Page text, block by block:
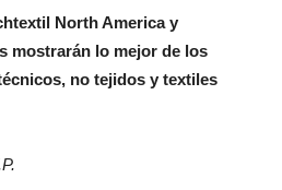
North America y
mostrarán lo mejor de los
no tejidos y textiles